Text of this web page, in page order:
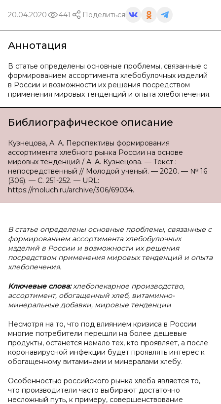
20.04.2020 441 Поделиться
Аннотация
В статье определены основные проблемы, связанные с
формированием ассортимента хлебобулочных изделий
в России и возможности их решения посредством
применения мировых тенденций и опыта хлебопечения.
Библиографическое описание
Кузнецова, А. А. Перспективы формирования
ассортимента хлебного рынка России на основе
мировых тенденций / А. А. Кузнецова. — Текст :
непосредственный // Молодой ученый. — 2020. — № 16
(306). — С. 251-252. — URL:
https://moluch.ru/archive/306/69034.
В статье определены основные проблемы, связанные с
формированием ассортимента хлебобулочных
изделий в России и возможности их решения
посредством применения мировых тенденций и опыта
хлебопечения.
Ключевые слова: хлебопекарное производство,
ассортимент, обогащенный хлеб, витаминно-
минеральные добавки, мировые тенденции
Несмотря на то, что под влиянием кризиса в России
многие потребители перешли на более дешевые
продукты, останется немало тех, кто проявляет, а после
коронавирусной инфекции будет проявлять интерес к
обогащенному витаминами и минералами хлебу.
Особенностью российского рынка хлеба является то,
что производители часто выбирают достаточно
несложный путь, к примеру, совершенствование